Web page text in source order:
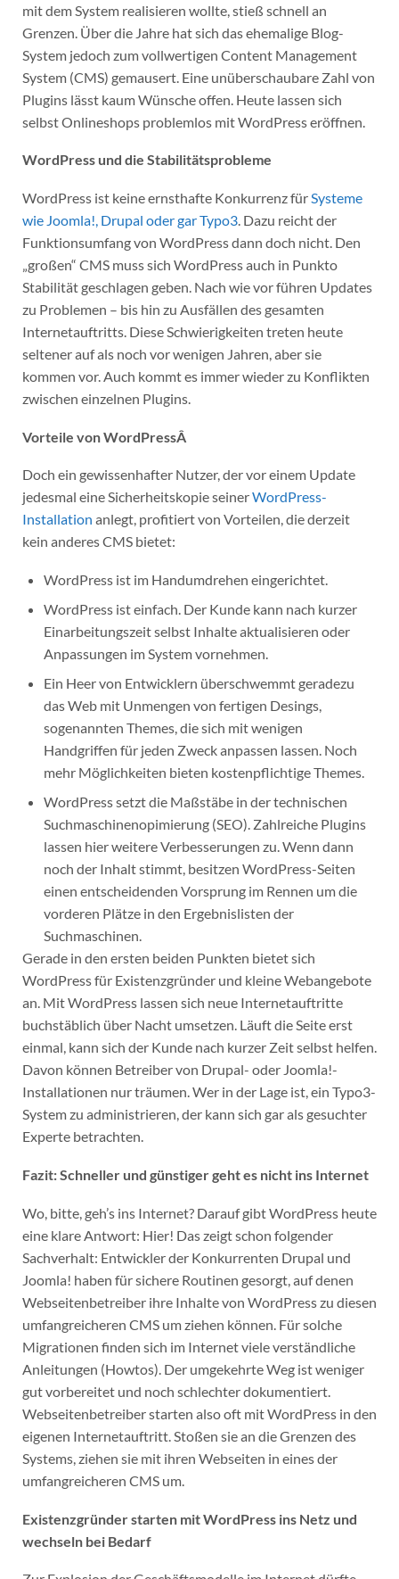
mit dem System realisieren wollte, stieß schnell an
Grenzen. Über die Jahre hat sich das ehemalige Blog-
System jedoch zum vollwertigen Content Management
System (CMS) gemausert. Eine unüberschaubare Zahl von
Plugins lässt kaum Wünsche offen. Heute lassen sich
selbst Onlineshops problemlos mit WordPress eröffnen.
WordPress und die Stabilitätsprobleme
WordPress ist keine ernsthafte Konkurrenz fürSysteme
wie Joomla!, Drupal oder gar Typo3. Dazu reicht der
Funktionsumfang von WordPress dann doch nicht. Den
„großen“ CMS muss sich WordPress auch in Punkto
Stabilität geschlagen geben. Nach wie vor führen Updates
zu Problemen – bis hin zu Ausfällen des gesamten
Internetauftritts. Diese Schwierigkeiten treten heute
seltener auf als noch vor wenigen Jahren, aber sie
kommen vor. Auch kommt es immer wieder zu Konflikten
zwischen einzelnen Plugins.
Vorteile von WordPressÂ
Doch ein gewissenhafter Nutzer, der vor einem Update
jedesmal eine Sicherheitskopie seinerWordPress-
Installation anlegt, profitiert von Vorteilen, die derzeit
kein anderes CMS bietet:
WordPress ist im Handumdrehen eingerichtet.
WordPress ist einfach. Der Kunde kann nach kurzer
Einarbeitungszeit selbst Inhalte aktualisieren oder
Anpassungen im System vornehmen.
Ein Heer von Entwicklern überschwemmt geradezu
das Web mit Unmengen von fertigen Desings,
sogenannten Themes, die sich mit wenigen
Handgriffen für jeden Zweck anpassen lassen. Noch
mehr Möglichkeiten bieten kostenpflichtige Themes.
WordPress setzt die Maßstäbe in der technischen
Suchmaschinenopimierung (SEO). Zahlreiche Plugins
lassen hier weitere Verbesserungen zu. Wenn dann
noch der Inhalt stimmt, besitzen WordPress-Seiten
einen entscheidenden Vorsprung im Rennen um die
vorderen Plätze in den Ergebnislisten der
Suchmaschinen.
Gerade in den ersten beiden Punkten bietet sich
WordPress für Existenzgründer und kleine Webangebote
an. Mit WordPress lassen sich neue Internetauftritte
buchstäblich über Nacht umsetzen. Läuft die Seite erst
einmal, kann sich der Kunde nach kurzer Zeit selbst helfen.
Davon können Betreiber von Drupal- oder Joomla!-
Installationen nur träumen. Wer in der Lage ist, ein Typo3-
System zu administrieren, der kann sich gar als gesuchter
Experte betrachten.
Fazit: Schneller und günstiger geht es nicht ins Internet
Wo, bitte, geh’s ins Internet? Darauf gibt WordPress heute
eine klare Antwort: Hier! Das zeigt schon folgender
Sachverhalt: Entwickler der Konkurrenten Drupal und
Joomla! haben für sichere Routinen gesorgt, auf denen
Webseitenbetreiber ihre Inhalte von WordPress zu diesen
umfangreicheren CMS um ziehen können. Für solche
Migrationen finden sich im Internet viele verständliche
Anleitungen (Howtos). Der umgekehrte Weg ist weniger
gut vorbereitet und noch schlechter dokumentiert.
Webseitenbetreiber starten also oft mit WordPress in den
eigenen Internetauftritt. Stoßen sie an die Grenzen des
Systems, ziehen sie mit ihren Webseiten in eines der
umfangreicheren CMS um.
Existenzgründer starten mit WordPress ins Netz und
wechseln bei Bedarf